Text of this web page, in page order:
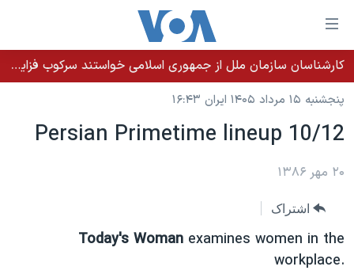
لینکهای
قابل
دسترسی
جهش
محتوای
جهش
اصلی
جهش
خانه
نسخه سبک وب‌سایت
موضوع ها
ایران
ورزشی
برنامه های تلویزیونی
جدول برنامه ها
صفحه‌های ویژه
جام جهانی ۲۰۲۶
فرکانس‌های صدای آمریکا
کارشناسان سازمان ملل از جمهوری اسلامی خواستند سرکوب فزاینده اقلیت‌های قومی را متوقف کند
پنجشنبه ۱۵ مرداد ۱۴۰۵ ایران ۱۶:۴۳
Persian Primetime lineup 10/12
۲۰ مهر ۱۳۸۶
اشتراک
Today's Woman examines women in the
workplace.